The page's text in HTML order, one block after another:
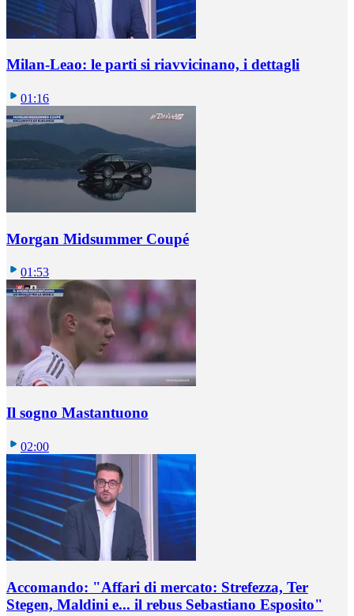
Milan-Leao: le parti si riavvicinano, i dettagli
01:16
Morgan Midsummer Coupé
01:53
Il sogno Mastantuono
02:00
Accomando: "Affari di mercato: Strefezza, Ter
Stegen, Maldini e... il rebus Sebastiano Esposito"